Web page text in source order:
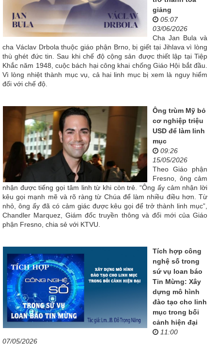
giảng
05:07
03/06/2026
Cha Jan Bula và
cha Václav Drbola thuộc giáo phận Brno, bị giết tại Jihlava vì lòng
thù ghét đức tin. Sau khi chế độ cộng sản được thiết lập tại Tiệp
Khắc năm 1948, cuộc bách hại công khai chống Giáo Hội bắt đầu.
Vì lòng nhiệt thành mục vụ, cả hai linh mục bị xem là nguy hiểm
đối với chế độ.
Ông trùm Mỹ bỏ
cơ nghiệp triệu
USD để làm linh
mục
09:26
15/05/2026
Theo Giáo phận
Fresno, ông cảm
nhận được tiếng gọi tâm linh từ khi còn trẻ. “Ông ấy cảm nhận lời
kêu gọi mạnh mẽ và rõ ràng từ Chúa để làm nhiều điều hơn. Từ
nhỏ, ông ấy đã có cảm giác được kêu gọi để trở thành linh mục”,
Chandler Marquez, Giám đốc truyền thông và đổi mới của Giáo
phận Fresno, chia sẻ với KTVU.
Tích hợp công
nghệ số trong
sứ vụ loan báo
Tin Mừng: Xây
dựng mô hình
đào tạo cho linh
mục trong bối
cảnh hiện đại
11:00
07/05/2026